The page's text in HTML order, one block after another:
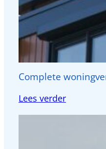
Complete
Lees verder:
Complete